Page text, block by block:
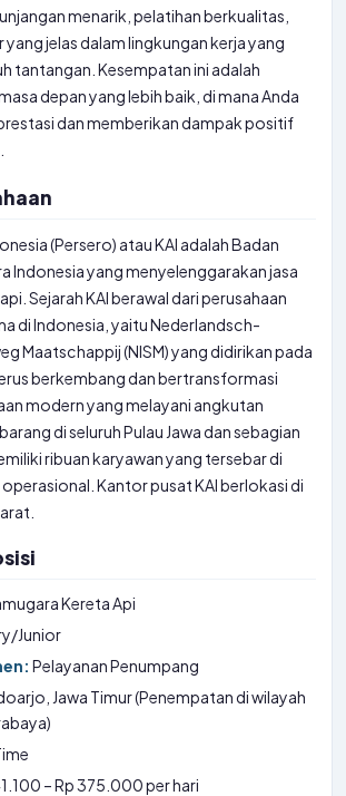
menarik, pelatihan berkualitas,
yang jelas dalam lingkungan kerja yang
tantangan. Kesempatan ini adalah
depan yang lebih baik, di mana Anda
dan memberikan dampak positif
(Persero) atau KAI adalah Badan
Indonesia yang menyelenggarakan jasa
Sejarah KAI berawal dari perusahaan
di Indonesia, yaitu Nederlandsch-
Maatschappij (NISM) yang didirikan pada
berkembang dan bertransformasi
modern yang melayani angkutan
di seluruh Pulau Jawa dan sebagian
ribuan karyawan yang tersebar di
Kantor pusat KAI berlokasi di
Kereta Api
Junior
Pelayanan Penumpang
Jawa Timur (Penempatan di wilayah
– Rp 375.000 per hari